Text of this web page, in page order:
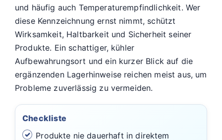
und häufig auch Temperaturempfindlichkeit. Wer
diese Kennzeichnung ernst nimmt, schützt
Wirksamkeit, Haltbarkeit und Sicherheit seiner
Produkte. Ein schattiger, kühler
Aufbewahrungsort und ein kurzer Blick auf die
ergänzenden Lagerhinweise reichen meist aus, um
Probleme zuverlässig zu vermeiden.
Checkliste
Produkte nie dauerhaft in direktem